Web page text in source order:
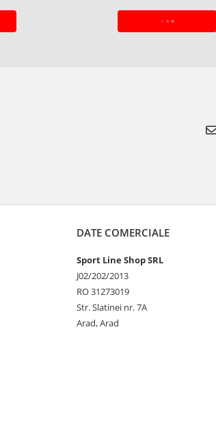
ADAUGA IN COS
DATE COMERCIALE
Sport Line Shop SRL
J02/202/2013
RO 31273019
Str. Slatinei nr. 7A
Arad, Arad